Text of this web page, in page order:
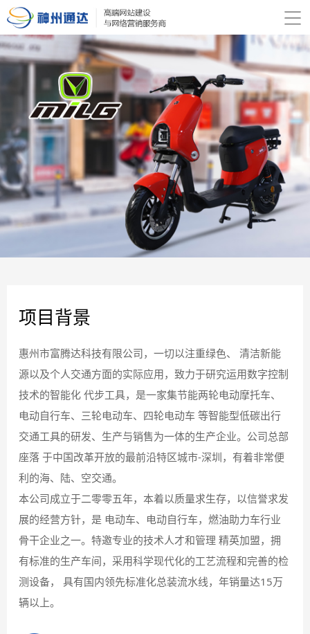
项目背景
惠州市富腾达科技有限公司，一切以注重绿色、 清洁新能
源以及个人交通方面的实际应用，致力于研究运用数字控制
技术的智能化 代步工具，是一家集节能两轮电动摩托车、
电动自行车、三轮电动车、四轮电动车 等智能型低碳出行
交通工具的研发、生产与销售为一体的生产企业。公司总部
座落 于中国改革开放的最前沿特区城市-深圳，有着非常便
利的海、陆、空交通。
本公司成立于二零零五年，本着以质量求生存，以信誉求发
展的经营方针，是 电动车、电动自行车，燃油助力车行业
骨干企业之一。特邀专业的技术人才和管理 精英加盟，拥
有标准的生产车间，采用科学现代化的工艺流程和完善的检
测设备， 具有国内领先标准化总装流水线，年销量达15万
辆以上。